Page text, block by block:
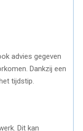
advies gegeven
Dankzij een
tijdstip.
Dit kan